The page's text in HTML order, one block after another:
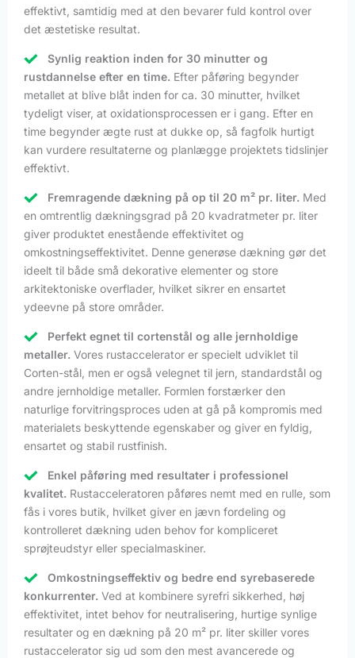
effektivt, samtidig med at den bevarer fuld kontrol over
det æstetiske resultat.
Synlig reaktion inden for 30 minutter og
rustdannelse efter en time. Efter påføring begynder
metallet at blive blåt inden for ca. 30 minutter, hvilket
tydeligt viser, at oxidationsprocessen er i gang. Efter en
time begynder ægte rust at dukke op, så fagfolk hurtigt
kan vurdere resultaterne og planlægge projektets tidslinjer
effektivt.
Fremragende dækning på op til 20 m² pr. liter. Med
en omtrentlig dækningsgrad på 20 kvadratmeter pr. liter
giver produktet enestående effektivitet og
omkostningseffektivitet. Denne generøse dækning gør det
ideelt til både små dekorative elementer og store
arkitektoniske overflader, hvilket sikrer en ensartet
ydeevne på store områder.
Perfekt egnet til cortenstål og alle jernholdige
metaller. Vores rustaccelerator er specielt udviklet til
Corten-stål, men er også velegnet til jern, standardstål og
andre jernholdige metaller. Formlen forstærker den
naturlige forvitringsproces uden at gå på kompromis med
materialets beskyttende egenskaber og giver en fyldig,
ensartet og stabil rustfinish.
Enkel påføring med resultater i professionel
kvalitet. Rustacceleratoren påføres nemt med en rulle, som
fås i vores butik, hvilket giver en jævn fordeling og
kontrolleret dækning uden behov for kompliceret
sprøjteudstyr eller specialmaskiner.
Omkostningseffektiv og bedre end syrebaserede
konkurrenter. Ved at kombinere syrefri sikkerhed, høj
effektivitet, intet behov for neutralisering, hurtige synlige
resultater og en dækning på 20 m² pr. liter skiller vores
rustaccelerator sig ud som den mest avancerede og